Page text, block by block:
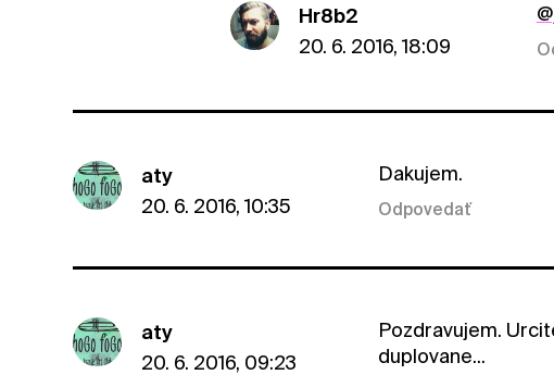
Hr8b2
20. 6. 2016, 18:09
aty
20. 6. 2016, 10:35
Dakujem.
Odpovedať
aty
20. 6. 2016, 09:23
Pozdravujem.
duplovane...